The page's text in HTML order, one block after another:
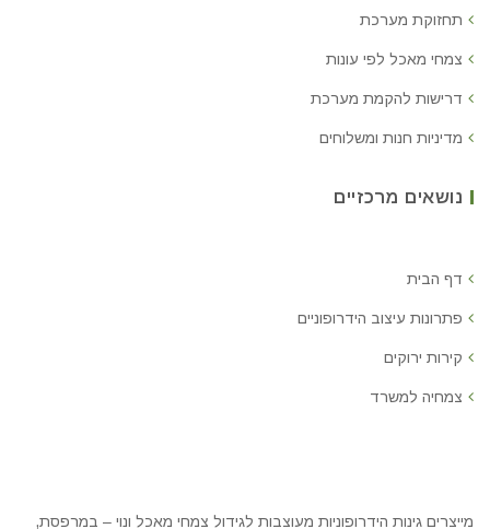
תחזוקת מערכת
צמחי מאכל לפי עונות
דרישות להקמת מערכת
מדיניות חנות ומשלוחים
נושאים מרכזיים
דף הבית
פתרונות עיצוב הידרופוניים
קירות ירוקים
צמחיה למשרד
מייצרים גינות הידרופוניות מעוצבות לגידול צמחי מאכל ונוי – במרפסת,